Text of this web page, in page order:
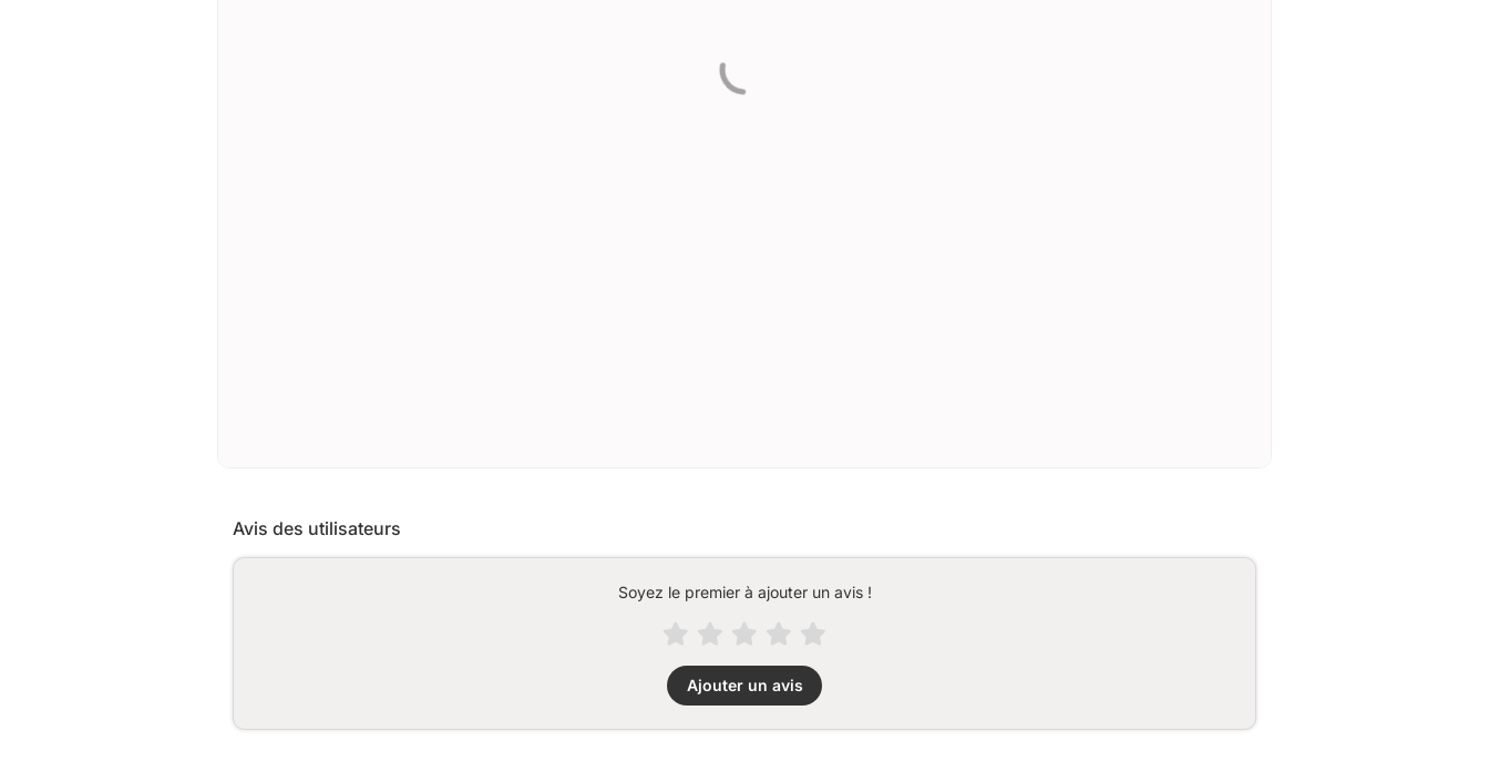
Avis des utilisateurs
Soyez le premier à ajouter un avis !
Ajouter un avis